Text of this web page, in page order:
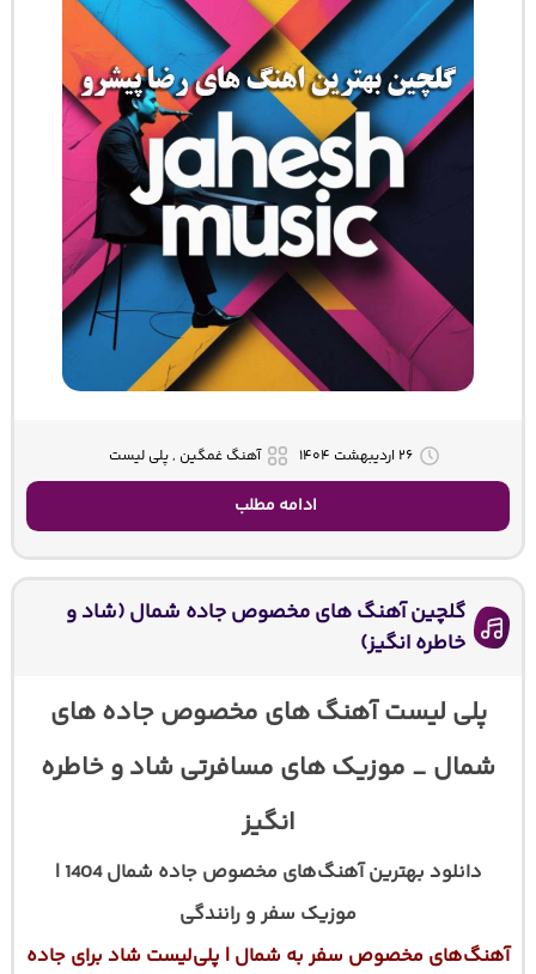
۲۶ اردیبهشت ۱۴۰۴ آهنگ غمگین , پلی لیست
ادامه مطلب
گلچین آهنگ های مخصوص جاده شمال (شاد و
خاطره انگیز)
پلی لیست آهنگ های مخصوص جاده های
شمال _ موزیک های مسافرتی شاد و خاطره
انگیز
دانلود بهترین آهنگ‌های مخصوص جاده شمال 1404 |
موزیک سفر و رانندگی
آهنگ‌های مخصوص سفر به شمال | پلی‌لیست شاد برای جاده